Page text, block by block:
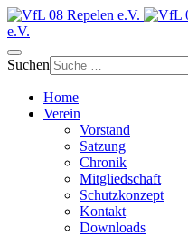
e.V.
Suchen
Home
Verein
Vorstand
Satzung
Chronik
Mitgliedschaft
Schutzkonzept
Kontakt
Downloads